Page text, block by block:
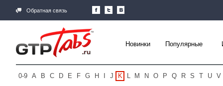
Обратная связь
Новинки Популярные
0-9 A B C D E F G H J K L M N O P Q R S T U V